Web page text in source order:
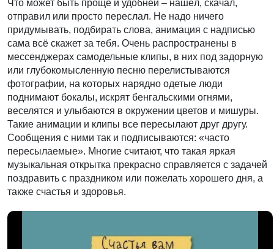
Что может быть проще и удобней – нашёл, скачал,
отправил или просто переслал. Не надо ничего
придумывать, подбирать слова, анимация с надписью
сама всё скажет за тебя. Очень распространены в
мессенджерах самодельные клипы, в них под задорную
или глубокомысленную песню перелистываются
фотографии, на которых нарядно одетые люди
поднимают бокалы, искрят бенгальскими огнями,
веселятся и улыбаются в окружении цветов и мишуры.
Такие анимации и клипы все пересылают друг другу.
Сообщения с ними так и подписываются: «часто
пересылаемые». Многие считают, что такая яркая
музыкальная открытка прекрасно справляется с задачей
поздравить с праздником или пожелать хорошего дня, а
также счастья и здоровья.